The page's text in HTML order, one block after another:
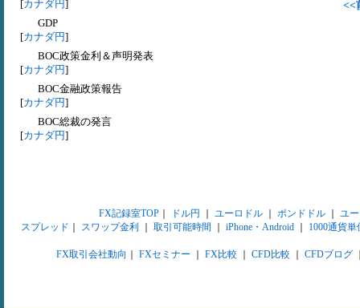
[カナダ円]
GDP
[カナダ円]
BOC政策金利＆声明発表
[カナダ円]
BOC金融政策報告
[カナダ円]
BOC総裁の発言
[カナダ円]
<<
FX記録室TOP｜ ドル円 ユーロドル｜ ポンドドル｜ ユ
スプレッド
スワップ金利 取引可能時間 iPhone・Android 1000通貨単
FX取引会社動向 FXセミナー FX比較 CFD比較 CFDブログ